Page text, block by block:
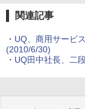
関連記事
・ UQ、商用サービ
(2010/6/30)
・ UQ田中社長、二